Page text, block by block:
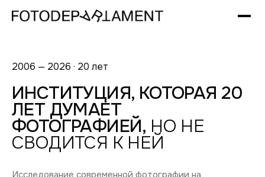
2006 — 2026 · 20 лет
ИНСТИТУЦИЯ, КОТОРАЯ 20
ЛЕТ ДУМАЕТ
ФОТОГРАФИЕЙ, НО НЕ
СВОДИТСЯ К НЕЙ
Исследование современной фотографии на